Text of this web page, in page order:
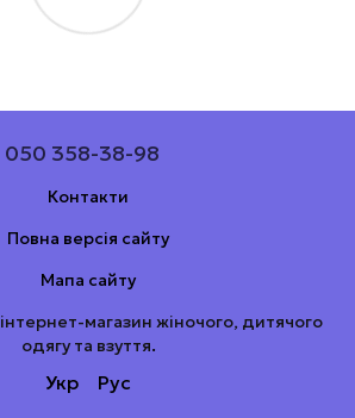
050 358-38-98
Контакти
Повна версія сайту
Мапа сайту
інтернет-магазин жіночого, дитячого
одягу та взуття.
Укр Рус